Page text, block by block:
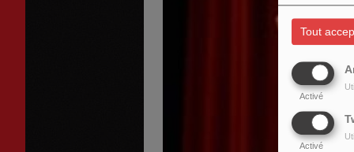
Tout
Activé
Activé